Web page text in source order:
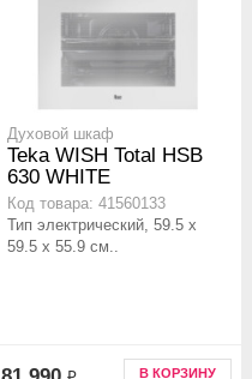
Духовой шкаф
Teka WISH Total HSB
630 WHITE
Код товара: 41560133
Тип электрический, 59.5 х
59.5 x 55.9 см..
В КОРЗИНУ